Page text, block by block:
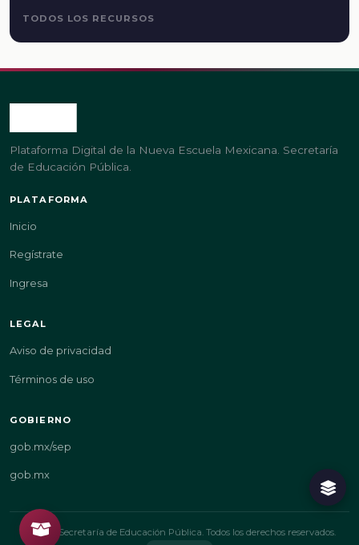
TODOS LOS RECURSOS
Plataforma Digital de la Nueva Escuela Mexicana. Secretaría
de Educación Pública.
PLATAFORMA
Inicio
Regístrate
Ingresa
LEGAL
Aviso de privacidad
Términos de uso
GOBIERNO
gob.mx/sep
gob.mx
© 2026 Secretaría de Educación Pública. Todos los derechos reservados.